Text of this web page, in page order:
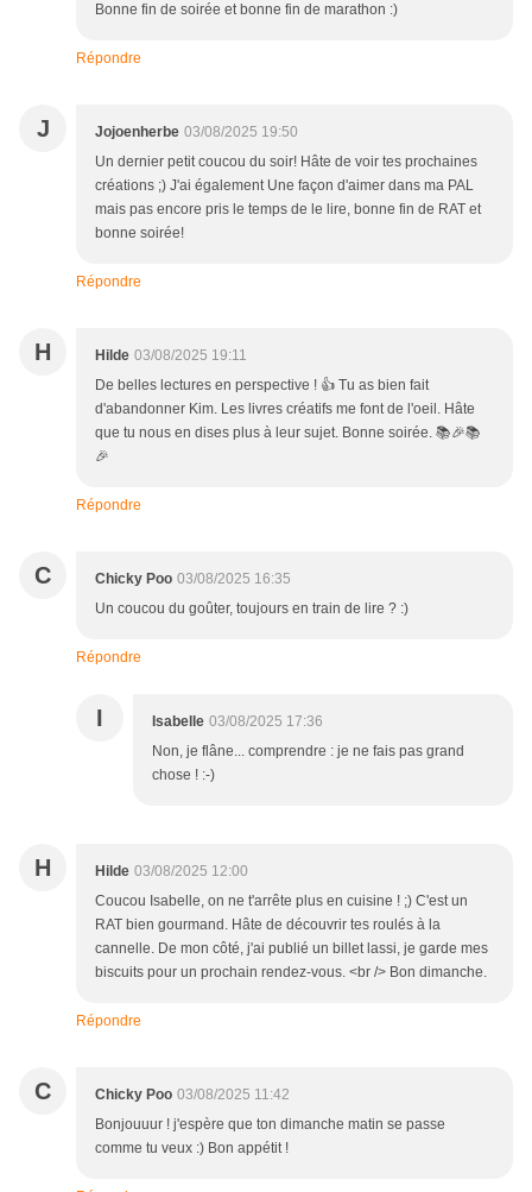
Bonne fin de soirée et bonne fin de marathon :)
Répondre
J Jojoenherbe 03/08/2025 19:50
Un dernier petit coucou du soir! Hâte de voir tes prochaines
créations ;) J'ai également Une façon d'aimer dans ma PAL
mais pas encore pris le temps de le lire, bonne fin de RAT et
bonne soirée!
Répondre
H Hilde 03/08/2025 19:11
De belles lectures en perspective ! 👍 Tu as bien fait
d'abandonner Kim. Les livres créatifs me font de l'oeil. Hâte
que tu nous en dises plus à leur sujet. Bonne soirée. 📚🎉📚
🎉
Répondre
C Chicky Poo 03/08/2025 16:35
Un coucou du goûter, toujours en train de lire ? :)
Répondre
I Isabelle 03/08/2025 17:36
Non, je flâne... comprendre : je ne fais pas grand
chose ! :-)
H Hilde 03/08/2025 12:00
Coucou Isabelle, on ne t'arrête plus en cuisine ! ;) C'est un
RAT bien gourmand. Hâte de découvrir tes roulés à la
cannelle. De mon côté, j'ai publié un billet lassi, je garde mes
biscuits pour un prochain rendez-vous. <br /> Bon dimanche.
Répondre
C Chicky Poo 03/08/2025 11:42
Bonjouuur ! j'espère que ton dimanche matin se passe
comme tu veux :) Bon appétit !